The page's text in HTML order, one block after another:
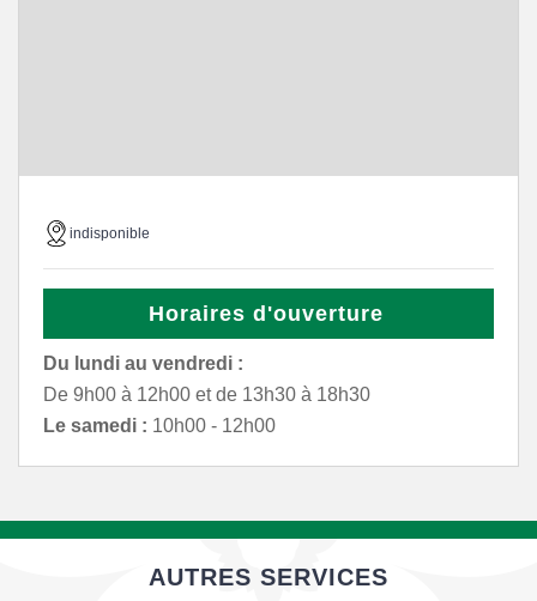
indisponible
Horaires d'ouverture
Du lundi au vendredi :
De 9h00 à 12h00 et de 13h30 à 18h30
Le samedi : 10h00 - 12h00
AUTRES SERVICES